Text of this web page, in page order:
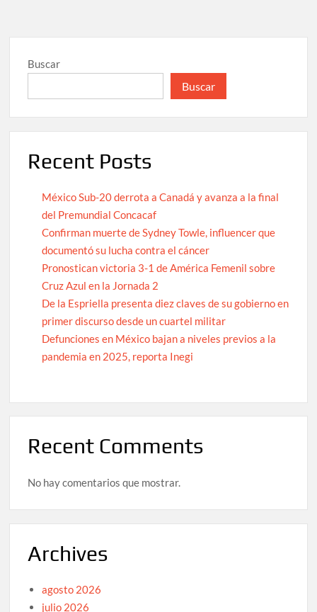
Buscar
Buscar
Recent Posts
México Sub-20 derrota a Canadá y avanza a la final
del Premundial Concacaf
Confirman muerte de Sydney Towle, influencer que
documentó su lucha contra el cáncer
Pronostican victoria 3-1 de América Femenil sobre
Cruz Azul en la Jornada 2
De la Espriella presenta diez claves de su gobierno en
primer discurso desde un cuartel militar
Defunciones en México bajan a niveles previos a la
pandemia en 2025, reporta Inegi
Recent Comments
No hay comentarios que mostrar.
Archives
agosto 2026
julio 2026